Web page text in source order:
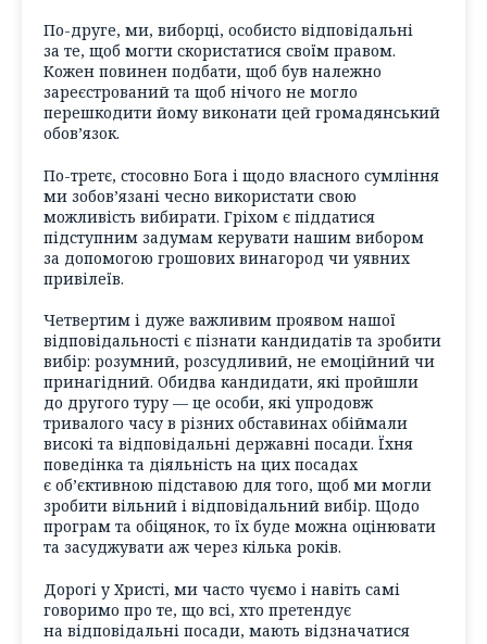
По-друге, ми, виборці, особисто відповідальні
за те, щоб могти скористатися своїм правом.
Кожен повинен подбати, щоб був належно
зареєстрований та щоб нічого не могло
перешкодити йому виконати цей громадянський
обов’язок.
По-третє, стосовно Бога і щодо власного сумління
ми зобов’язані чесно використати свою
можливість вибирати. Гріхом є піддатися
підступним задумам керувати нашим вибором
за допомогою грошових винагород чи уявних
привілеїв.
Четвертим і дуже важливим проявом нашої
відповідальності є пізнати кандидатів та зробити
вибір: розумний, розсудливий, не емоційний чи
принагідний. Обидва кандидати, які пройшли
до другого туру — це особи, які упродовж
тривалого часу в різних обставинах обіймали
високі та відповідальні державні посади. Їхня
поведінка та діяльність на цих посадах
є об’єктивною підставою для того, щоб ми могли
зробити вільний і відповідальний вибір. Щодо
програм та обіцянок, то їх буде можна оцінювати
та засуджувати аж через кілька років.
Дорогі у Христі, ми часто чуємо і навіть самі
говоримо про те, що всі, хто претендує
на відповідальні посади, мають відзначатися